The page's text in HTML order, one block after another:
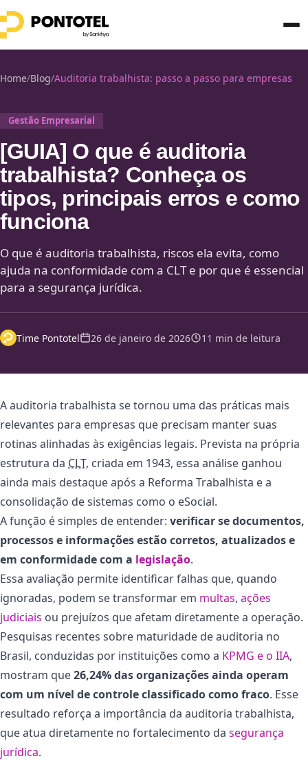
Home/Blog/Auditoria trabalhista: passo a passo para empresas
Gestão Empresarial
[GUIA] O que é auditoria
trabalhista? Conheça os
tipos, principais erros e como
funciona
O que é auditoria trabalhista, riscos ela evita, como
ajuda na conformidade com a CLT e por que é essencial
para a segurança jurídica.
Time Pontotel 26 de janeiro de 2026 11 min de leitura
A auditoria trabalhista se tornou uma das práticas mais
relevantes para empresas que precisam manter suas
rotinas alinhadas às exigências legais. Prevista na própria
estrutura da CLT, criada em 1943, essa análise ganhou
ainda mais destaque após a Reforma Trabalhista e a
consolidação de sistemas como o eSocial.
A função é simples de entender: verificar se documentos,
processos e informações estão corretos, atualizados e
em conformidade com a legislação.
Essa avaliação permite identificar falhas que, quando
ignoradas, podem se transformar em multas, ações
judiciais ou prejuízos que afetam diretamente a operação.
Pesquisas recentes sobre maturidade de auditoria no
Brasil, conduzidas por instituições como a KPMG e o IIA,
mostram que26,24% das organizações ainda operam
com um nível de controle classificado como fraco. Esse
resultado reforça a importância da auditoria trabalhista,
que atua diretamente no fortalecimento da segurança
jurídica.